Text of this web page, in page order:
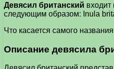
Девясил британский входит
следующим образом: Inula
Что касается самого
Описание девясила